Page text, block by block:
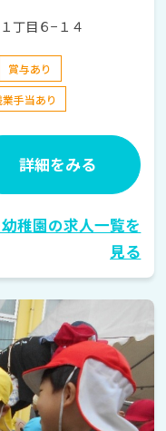
丁目６−１４
賞与あり
手当あり
詳細をみる
稚園の求人一覧を
見る